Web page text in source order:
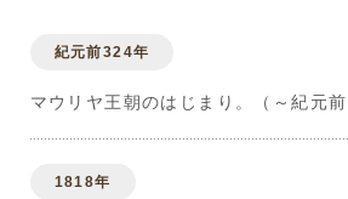
紀元前324年
マウリヤ王朝のはじまり。（～紀元前
1818年